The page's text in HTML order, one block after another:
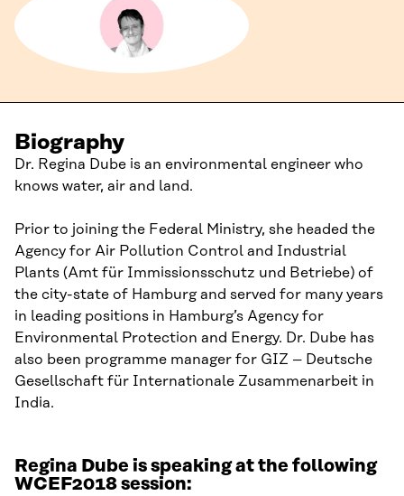
Biography
Dr. Regina Dube is an environmental engineer who
knows water, air and land.
Prior to joining the Federal Ministry, she headed the
Agency for Air Pollution Control and Industrial
Plants (Amt für Immissionsschutz und Betriebe) of
the city-state of Hamburg and served for many years
in leading positions in Hamburg’s Agency for
Environmental Protection and Energy. Dr. Dube has
also been programme manager for GIZ – Deutsche
Gesellschaft für Internationale Zusammenarbeit in
India.
Regina Dube is speaking at the following
WCEF2018 session: